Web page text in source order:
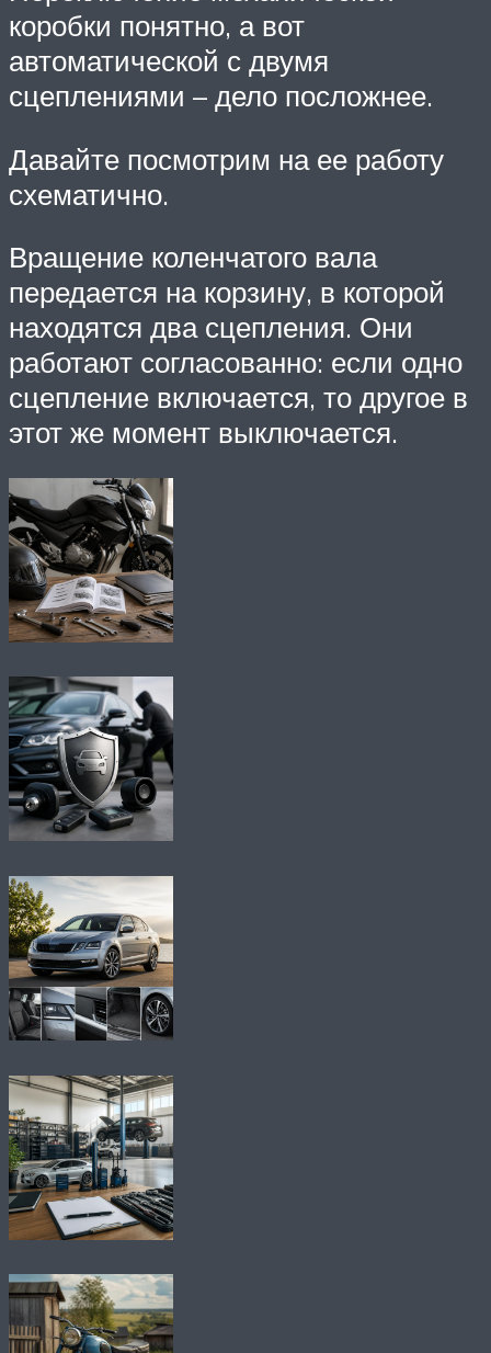
коробки понятно, а вот
автоматической с двумя
сцеплениями – дело посложнее.
Давайте посмотрим на ее работу
схематично.
Вращение коленчатого вала
передается на корзину, в которой
находятся два сцепления. Они
работают согласованно: если одно
сцепление включается, то другое в
этот же момент выключается.